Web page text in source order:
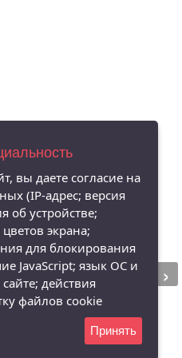
›
вы даете согласие на
(IP-адрес; версия
об устройстве;
экрана;
для блокирования
JavaScript; язык ОС и
действия
файлов cookie
Принять